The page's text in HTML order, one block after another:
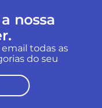
nossa
todas as
do seu